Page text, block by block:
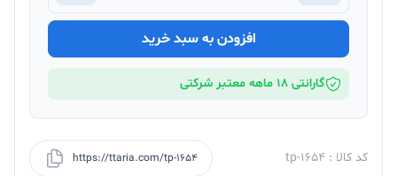
افزودن به سبد خرید
گارانتی 18 ماهه معتبر شرکتی
کد کالا : tp-1654 https://ttaria.com/tp-1654